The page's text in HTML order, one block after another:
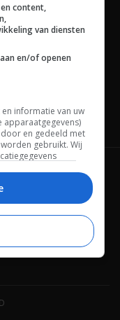
Privacybeleid
Contact
content,
van diensten
en/of openen
informatie van uw
apparaatgegevens)
en gedeeld met
gebruikt. Wij
het sitemenu naar
in te trekken via de